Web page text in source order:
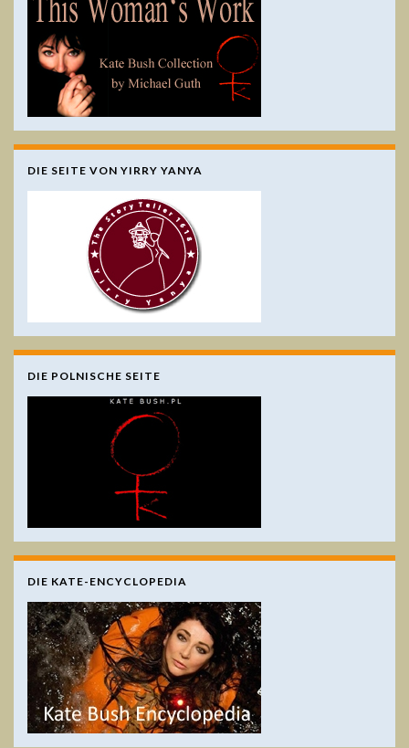
DIE SEITE VON YIRRY YANYA
DIE POLNISCHE SEITE
DIE KATE-ENCYCLOPEDIA